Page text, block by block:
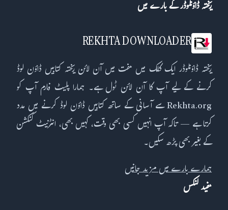
ریختہ ڈاؤنلوڈر کے بارے میں
REKHTA DOWNLOADER
ریختہ ڈاؤنلوڈر ایک کلک میں مفت میں آن لائن ریختہ کتابیں ڈاؤن لوڈ
کرنے کے لیے آپ کا آن لائن ٹول ہے۔ ہمارا پلیٹ فارم آپ کو
Rekhta.org سے آسانی کے ساتھ کتابیں ڈاؤن لوڈ کرنے میں مدد
کرتا ہے — تاکہ آپ انہیں کسی بھی وقت، کہیں بھی، انٹرنیٹ کنکشن
کے بغیر بھی پڑھ سکیں۔
ہمارے بارے میں مزید جانیں
مفید لنکس